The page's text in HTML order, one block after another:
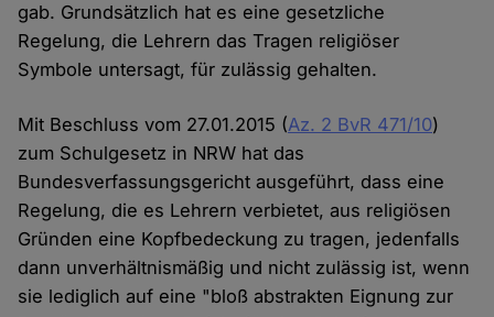
gab. Grundsätzlich hat es eine gesetzliche
Regelung, die Lehrern das Tragen religiöser
Symbole untersagt, für zulässig gehalten.
Mit Beschluss vom 27.01.2015 (Az. 2 BvR 471/10)
zum Schulgesetz in NRW hat das
Bundesverfassungsgericht ausgeführt, dass eine
Regelung, die es Lehrern verbietet, aus religiösen
Gründen eine Kopfbedeckung zu tragen, jedenfalls
dann unverhältnismäßig und nicht zulässig ist, wenn
sie lediglich auf eine "bloß abstrakten Eignung zur